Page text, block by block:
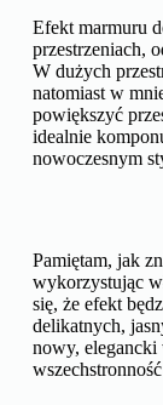
Efekt marmuru
przestrzeniach,
W dużych
natomiast w
powiększyć
idealnie
nowoczesnym
Pamiętam, jak
wykorzystując
się, że efekt
delikatnych,
nowy,